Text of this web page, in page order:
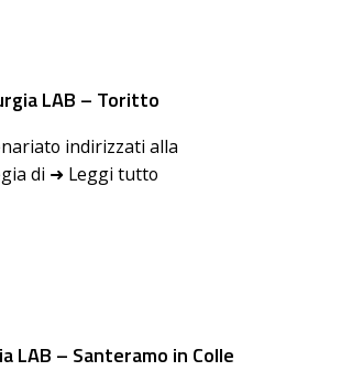
LAB – Toritto
indirizzati alla
di ➜ Leggi tutto
LAB – Santeramo in Colle